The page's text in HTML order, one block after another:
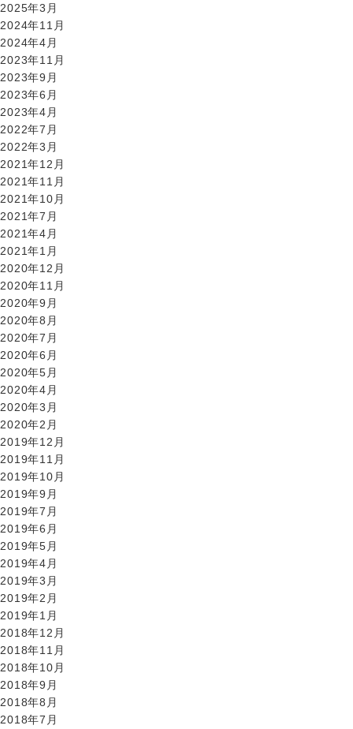
2025年3月
2024年11月
2024年4月
2023年11月
2023年9月
2023年6月
2023年4月
2022年7月
2022年3月
2021年12月
2021年11月
2021年10月
2021年7月
2021年4月
2021年1月
2020年12月
2020年11月
2020年9月
2020年8月
2020年7月
2020年6月
2020年5月
2020年4月
2020年3月
2020年2月
2019年12月
2019年11月
2019年10月
2019年9月
2019年7月
2019年6月
2019年5月
2019年4月
2019年3月
2019年2月
2019年1月
2018年12月
2018年11月
2018年10月
2018年9月
2018年8月
2018年7月